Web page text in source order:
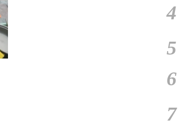
4
5
6
7